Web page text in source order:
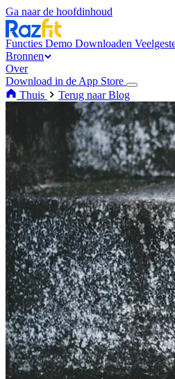
Ga naar de hoofdinhoud
Functies Demo Downloaden
Bronnen
Over
Download in de App Store
Thuis
Terug naar Blog